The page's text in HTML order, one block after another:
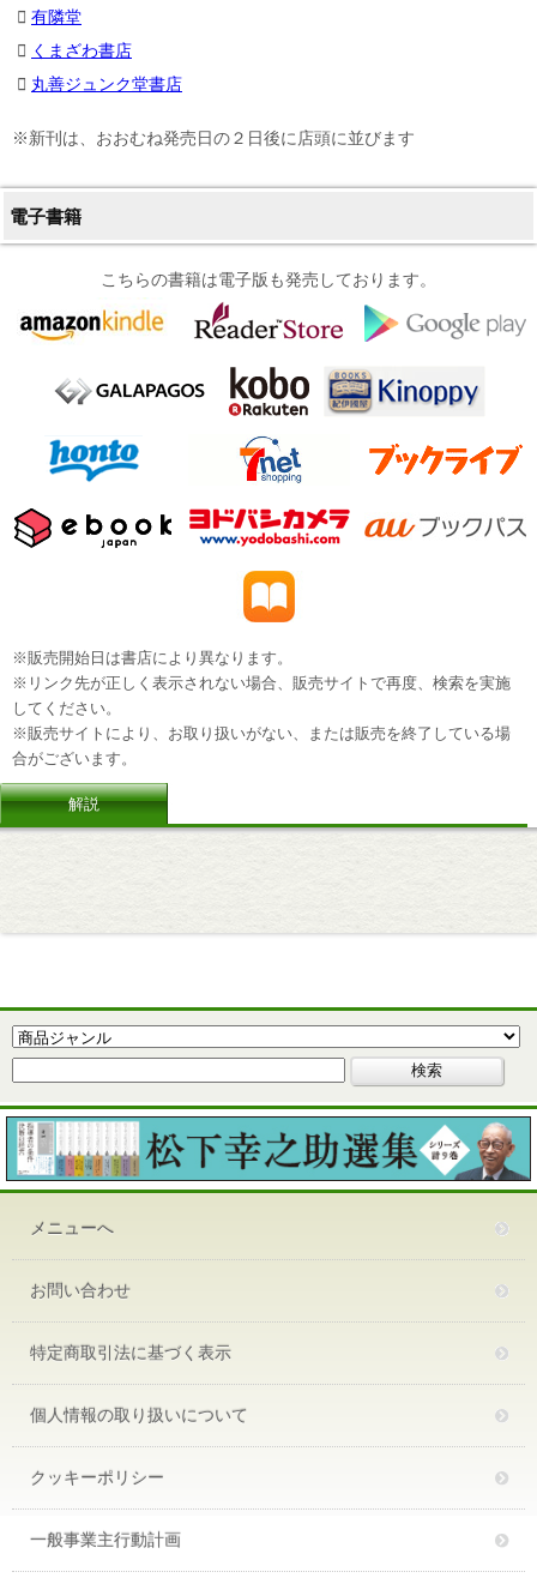
有隣堂
くまざわ書店
丸善ジュンク堂書店
※新刊は、おおむね発売日の２日後に店頭に並びます
電子書籍
こちらの書籍は電子版も発売しております。
※販売開始日は書店により異なります。
※リンク先が正しく表示されない場合、販売サイトで再度、検索を実施
してください。
※販売サイトにより、お取り扱いがない、または販売を終了している場
合がございます。
解説
メニューへ
お問い合わせ
特定商取引法に基づく表示
個人情報の取り扱いについて
クッキーポリシー
一般事業主行動計画